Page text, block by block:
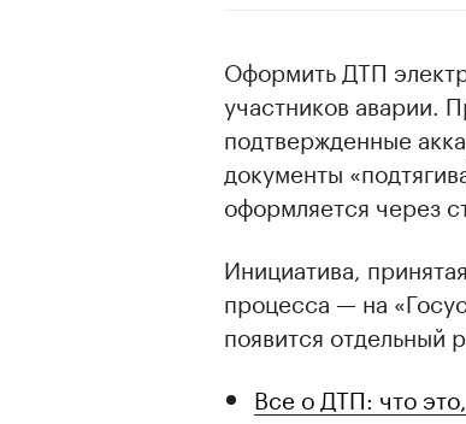
Оформить ДТП
участников аварии.
подтвержденные
документы
оформляется через
Инициатива,
процесса — на
появится отдельный
Все о ДТП: что